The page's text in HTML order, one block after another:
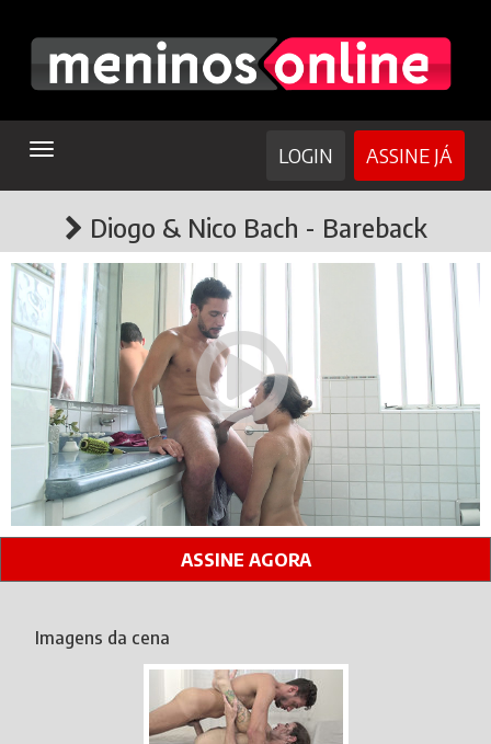
TOGGLE
ASSINE JÁ
LOGIN
Diogo & Nico Bach - Bareback
ASSINE AGORA
Imagens da cena